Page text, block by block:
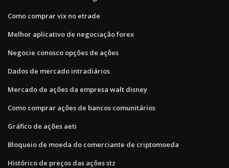
Como comprar vix no etrade
Melhor aplicativo de negociação forex
Negocie conosco opções de ações
Dados de mercado intradiários
Mercado de ações da empresa walt disney
Como comprar ações de bancos comunitários
Gráfico de ações aeti
Bloqueio de moeda do comerciante de criptomoeda
Histórico de preços das ações stz